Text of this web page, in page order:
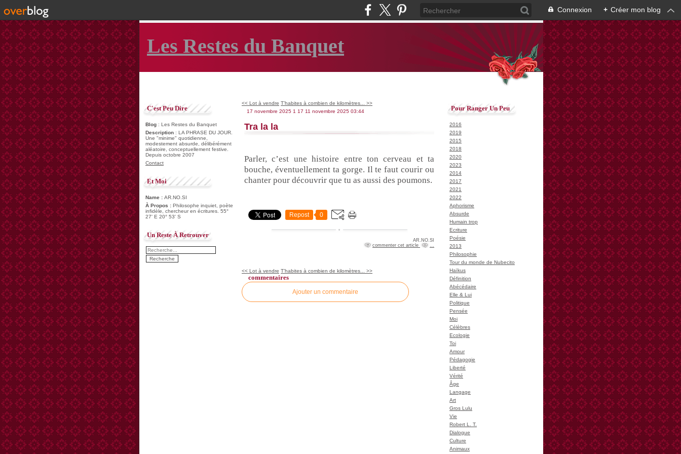
Connexion + Créer mon blog
Les Restes du Banquet
C'est Peu Dire
Blog : Les Restes du Banquet
Description : LA PHRASE DU JOUR.
Une "minime" quotidienne,
modestement absurde, délibérément
aléatoire, conceptuellement festive.
Depuis octobre 2007
Contact
Et Moi
Name : AR.NO.SI
À Propos : Philosophe inquiet, poète
infidèle, chercheur en écritures. 55°
27' E 20° 53' S
Un Reste À Retrouver
<< Lot à vendre T’habites à combien de kilomètres... >>
17 novembre 2025 1 17 11 novembre 2025 03:44
Tra la la
Parler, c’est une histoire entre ton cerveau et ta
bouche, éventuellement ta gorge. Il te faut courir ou
chanter pour découvrir que tu as aussi des poumons.
Repost 0
AR.NO.SI
commenter cet article
<< Lot à vendre T’habites à combien de kilomètres... >>
commentaires
Ajouter un commentaire
Pour Ranger Un Peu
2016
2019
2015
2018
2020
2023
2014
2017
2021
2022
Aphorisme
Absurde
Humain trop
Ecriture
Poésie
2013
Philosophie
Tour du monde de Nubecito
Haïkus
Définition
Abécédaire
Elle & Lui
Politique
Pensée
Moi
Célèbres
Ecologie
Toi
Amour
Pédagogie
Liberté
Vérité
Âge
Langage
Art
Gros Lulu
Vie
Robert L. T.
Dialogue
Culture
Animaux